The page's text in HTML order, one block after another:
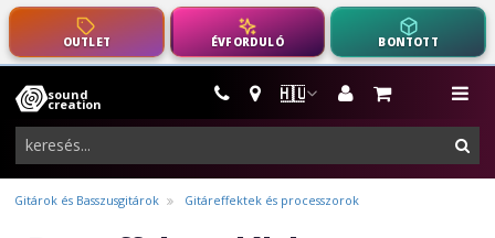
OUTLET ÉVFORDULÓ BONTOTT
🇭🇺
sound
creation
hangszerek,
pro-
audio
felszerelés
Gitárok és Basszusgitárok Gitáreffektek és processzorok